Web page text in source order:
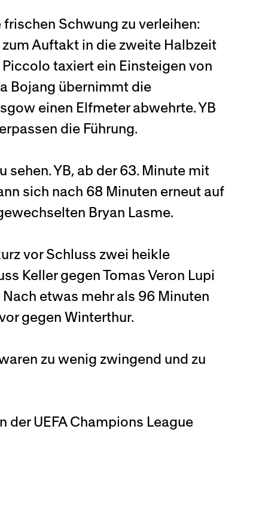
Schwung zu verleihen:
Auftakt in die zweite Halbzeit
taxiert ein Einsteigen von
Bojang übernimmt die
einen Elfmeter abwehrte. YB
die Führung.
YB, ab der 63. Minute mit
sich nach 68 Minuten erneut auf
Bryan Lasme.
vor Schluss zwei heikle
Keller gegen Tomas Veron Lupi
etwas mehr als 96 Minuten
gegen Winterthur.
zu wenig zwingend und zu
der UEFA Champions League